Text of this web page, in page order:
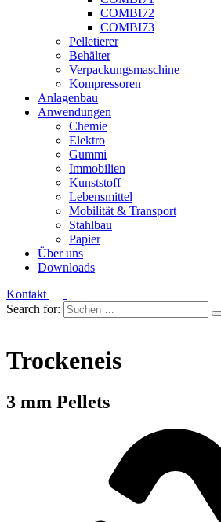
COMBI72
COMBI73
Pelletierer
Behälter
Verpackungsmaschine
Kompressoren
Anlagenbau
Anwendungen
Chemie
Elektro
Gummi
Immobilien
Kunststoff
Lebensmittel
Mobilität & Transport
Stahlbau
Papier
Über uns
Downloads
Kontakt
Search for:
Trockeneis
3 mm Pellets